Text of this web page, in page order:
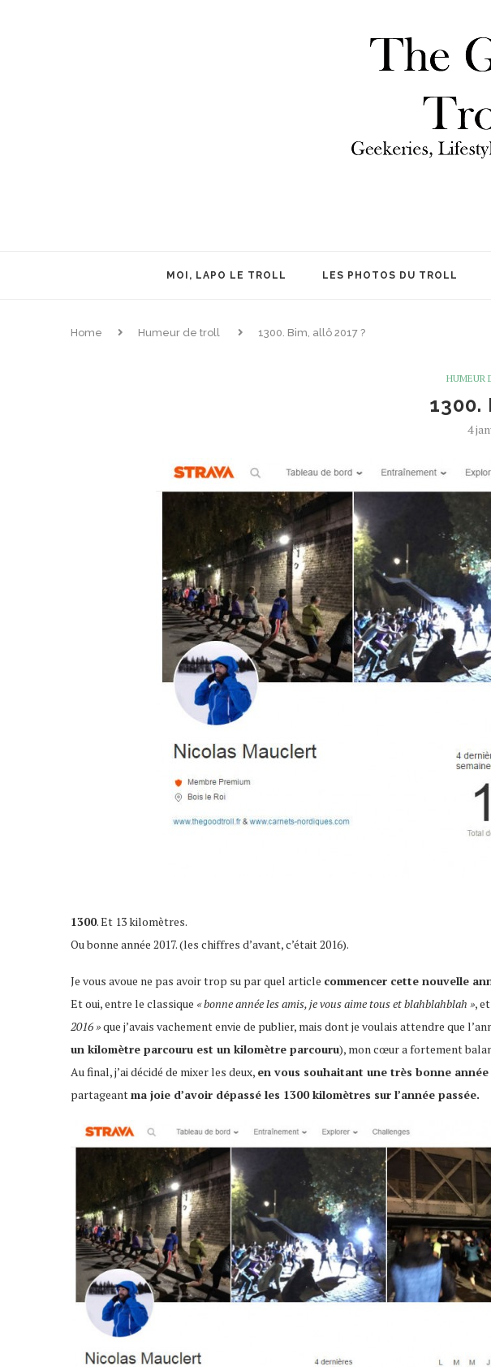
MOI, LAPO LE TROLL LES PHOTOS DU TROLL
Home Humeur de troll 1300. Bim, allô 2017 ?
HUMEUR
1300.
4
1300. Et 13 kilomètres.
Ou bonne année 2017. (les chiffres d’avant, c’était 2016).
Je vous avoue ne pas avoir trop su par quel article commencer cette nouvelle
Et oui, entre le classique « bonne année les amis, je vous aime tous et blahblahblah »,
2016 »que j’avais vachement envie de publier, mais dont je voulais attendre que
un kilomètre parcouru est un kilomètre parcouru), mon cœur a fortement
Au final, j’ai décidé de mixer les deux, en vous souhaitant une très bonne année
partageantma joie d’avoir dépassé les 1300 kilomètres sur l’année passée.